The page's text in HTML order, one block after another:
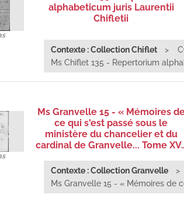
alphabeticum juris Laurentii
Chifletii
Contexte : Collection Chiflet
Ms Chiflet 135 - Repertorium
Ms Granvelle 15 - « Mémoires
ce qui s'est passé sous le
ministère du chancelier et du
cardinal de Granvelle... Tome
Contexte : Collection Granvelle
Ms Granvelle 15 - « Mémoires de